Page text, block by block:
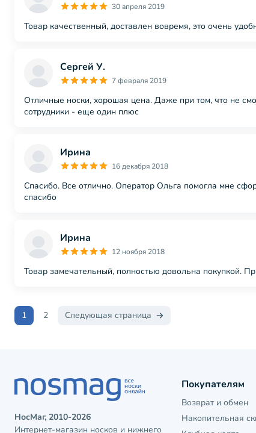
30 апреля 2019
Товар качественный, доставлен вовремя, это очень
Сергей У.
7 февраля 2019
Отличные носки, хорошая цена. Даже при том, что не
сотрудники - еще один плюс
Ирина
16 декабря 2018
Спасибо. Все отлично. Оператор Ольга помогла мне
спасибо
Ирина
12 ноября 2018
Товар замечательный, полностью довольна покупкой.
1 2 Следующая страница
НосМаг, 2010-2026
Интернет-магазин носков и нижнего
Покупателям
Возврат и обмен
Накопительная